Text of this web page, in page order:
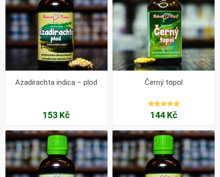
Azadirachta indica – plod
153 Kč
Černý topol
144 Kč